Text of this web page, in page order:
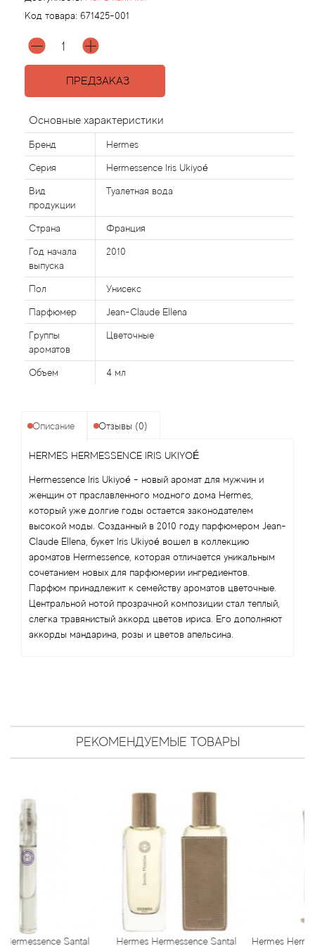
Код товара: 671425-001
ПРЕДЗАКАЗ
Основные характеристики
Бренд Hermes
Серия Hermessence Iris Ukiyoé
Вид
продукции
Туалетная вода
Страна Франция
Год начала
выпуска
2010
Пол Унисекс
Парфюмер Jean-Claude Ellena
Группы
ароматов
Цветочные
Объем 4 мл
Описание Отзывы (0)
HERMES HERMESSENCE IRIS UKIYOÉ
Hermessence Iris Ukiyoé - новый аромат для мужчин и
женщин от праславленного модного дома Hermes,
который уже долгие годы остается законодателем
высокой моды. Созданный в 2010 году парфюмером Jean-
Claude Ellena, букет Iris Ukiyoé вошел в коллекцию
ароматов Hermessence, которая отличается уникальным
сочетанием новых для парфюмерии ингредиентов.
Парфюм принадлежит к семейству ароматов цветочные.
Центральной нотой прозрачной композиции стал теплый,
слегка травянистый аккорд цветов ириса. Его дополняют
аккорды мандарина, розы и цветов апельсина.
РЕКОМЕНДУЕМЫЕ ТОВАРЫ
Santal Hermes Hermessence Santal Hermes Hermessence
Agonist
Aigner
Ajmal
Al Haramain
Al Jazeera
Alaia Paris
Alexander McQueen
Alexandre Barthet
Alexandre J
Alyson Oldoini
Alyssa Ashley
American Crew
Amouage
Amouroud
Andre L'Arom
Angel Schlesser
Annick Goutal
Antonia's Flowers